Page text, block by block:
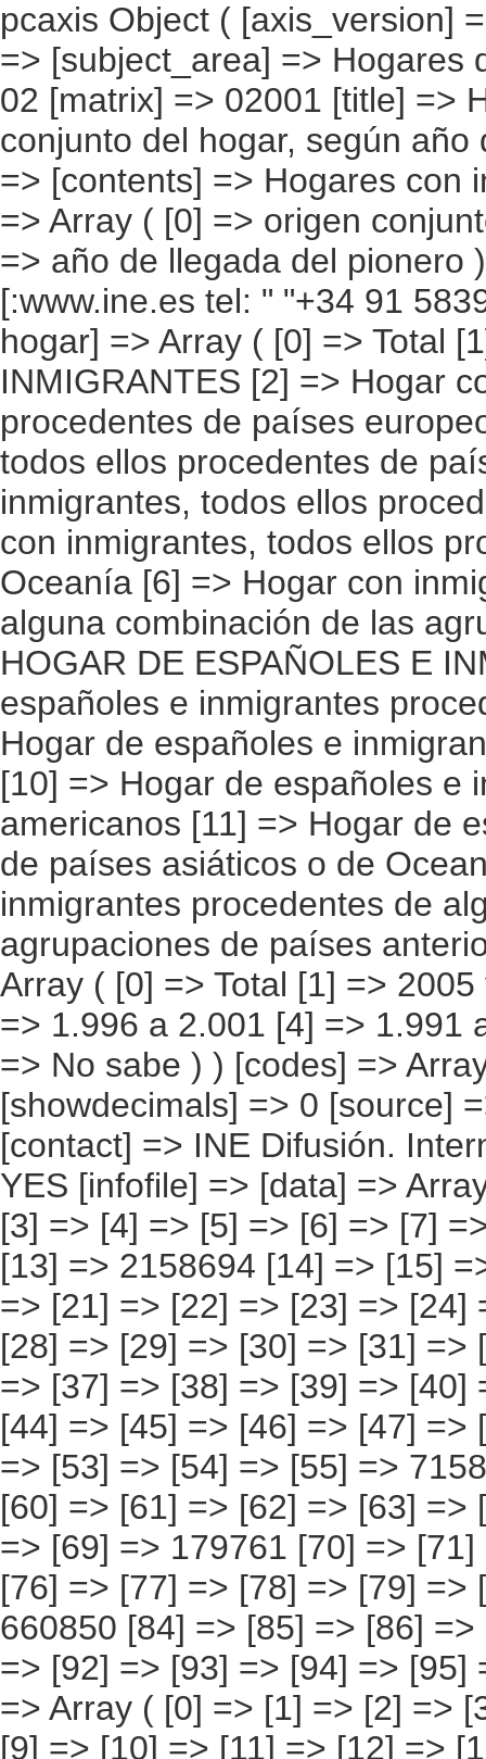
pcaxis Object ( [axis_version] => [creation_date] => 20080709 [note] => [subject_area] => Hogares de los inmigrantes [subject_code] => 02 [matrix] => 02001 [title] => Hogares con inmigrantes por origen conjunto del hogar, según año de llegada del pionero [description] => [contents] => Hogares con inmigrantes [units] => hogares [stub] => Array ( [0] => origen conjunto del hogar ) [heading] => Array ( [0] => año de llegada del pionero ) [prestext] => [values] => Array ( [:www.ine.es tel: " "+34 91 5839100 "; VALUES("origen conjunto del hogar] => Array ( [0] => Total [1] => HOGAR SÓLO CON INMIGRANTES [2] => Hogar con inmigrantes, todos ellos procedentes de países europeos [3] => Hogar con inmigrantes, todos ellos procedentes de países africanos [4] => Hogar con inmigrantes, todos ellos procedentes de americanos [5] => Hogar con inmigrantes, todos ellos procedentes de países asiáticos o de Oceanía [6] => Hogar con inmigrantes, todos ellos procedentes de alguna combinación de las agrupaciones de países anteriores [7] => HOGAR DE ESPAÑOLES E INMIGRANTES [8] => Hogar de españoles e inmigrantes procedentes de países europeos [9] => Hogar de españoles e inmigrantes procedentes de países africanos [10] => Hogar de españoles e inmigrantes procedentes de países americanos [11] => Hogar de españoles e inmigrantes procedentes de países asiáticos o de Oceanía [12] => Hogar de españoles e inmigrantes procedentes de alguna combinación de las agrupaciones de países anteriores ) [año de llegada del pionero] => Array ( [0] => Total [1] => 2005 y posteriores [2] => 2.002 a 2.004 [3] => 1.996 a 2.001 [4] => 1.991 a 1.995 [5] => 1.990 y anteriores [6] => No sabe ) ) [codes] => Array ( )